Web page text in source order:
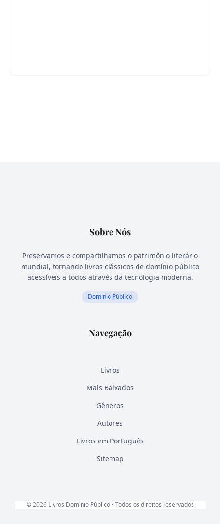
Sobre Nós
Preservamos e compartilhamos o patrimônio literário
mundial, tornando livros clássicos de domínio público
acessíveis a todos através da tecnologia moderna.
Domínio Público
Navegação
Livros
Mais Baixados
Gêneros
Autores
Livros em Português
Sitemap
© 2026 Livros Domínio Público • Todos os direitos reservados